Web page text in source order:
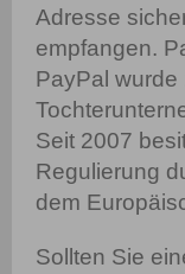
Adresse
empfangen.
PayPal
Seit 2007
Regulierung
dem
Sollten Sie